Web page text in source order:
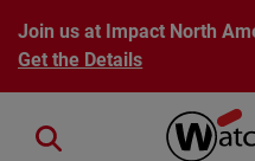
Skip to main content
Join us at Impact North
Get the Details
Close search